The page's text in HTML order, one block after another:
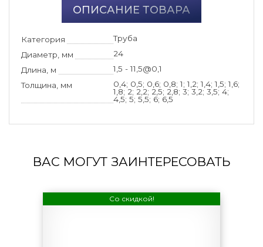
ОПИСАНИЕ ТОВАРА
Категория
Труба
Диаметр, мм
24
Длина, м
1,5 - 11,5@0,1
Толщина, мм
0,4; 0,5; 0,6; 0,8; 1; 1,2; 1,4; 1,5; 1,6;
1,8; 2; 2,2; 2,5; 2,8; 3; 3,2; 3,5; 4;
4,5; 5; 5,5; 6; 6,5
ВАС МОГУТ ЗАИНТЕРЕСОВАТЬ
Со скидкой!